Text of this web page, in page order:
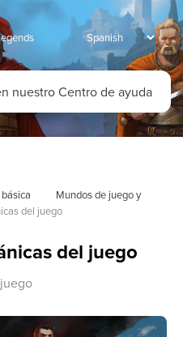
Mundos de juego y
del juego
del juego